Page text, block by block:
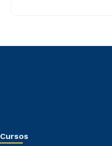
Cursos